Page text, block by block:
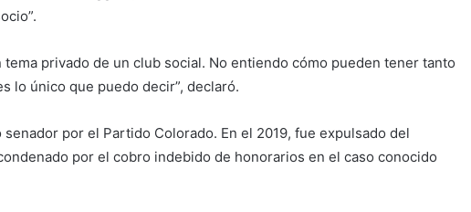
tema privado de un club social. No entiendo cómo pueden tener tanto
lo único que puedo decir”, declaró.
por el Partido Colorado. En el 2019, fue expulsado del
por el cobro indebido de honorarios en el caso conocido